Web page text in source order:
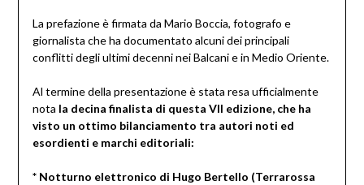
La prefazione è firmata da Mario Boccia, fotografo e
giornalista che ha documentato alcuni dei principali
conflitti degli ultimi decenni nei Balcani e in Medio Oriente.
Al termine della presentazione è stata resa ufficialmente
nota la decina finalista di questa VII edizione, che ha
visto un ottimo bilanciamento tra autori noti ed
esordienti e marchi editoriali:
* Notturno elettronico di Hugo Bertello (Terrarossa